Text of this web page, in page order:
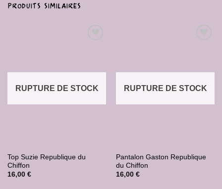
PRODUITS SIMILAIRES
RUPTURE DE STOCK
Top Suzie Republique du
Chiffon
16,00 €
RUPTURE DE STOCK
Pantalon Gaston Republique
du Chiffon
16,00 €